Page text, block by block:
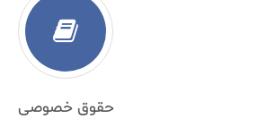
حقوق خصوصی